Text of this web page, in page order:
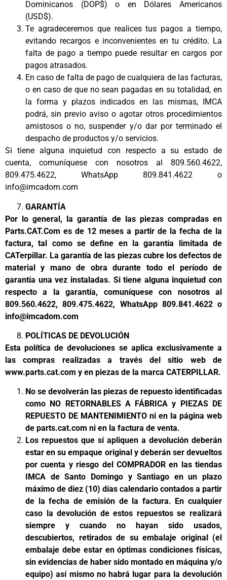
Dominicanos (DOP$) o en Dólares Americanos
(USD$).
Te agradeceremos que realices tus pagos a tiempo,
evitando recargos e inconvenientes en tu crédito. La
falta de pago a tiempo puede resultar en cargos por
pagos atrasados.
En caso de falta de pago de cualquiera de las facturas,
o en caso de que no sean pagadas en su totalidad, en
la forma y plazos indicados en las mismas, IMCA
podrá, sin previo aviso o agotar otros procedimientos
amistosos o no, suspender y/o dar por terminado el
despacho de productos y/o servicios.
Si tiene alguna inquietud con respecto a su estado de
cuenta, comuníquese con nosotros al 809.560.4622,
809.475.4622, WhatsApp 809.841.4622 o
info@imcadom.com
GARANTÍA
Por lo general, la garantía de las piezas compradas en
Parts.CAT.Com es de 12 meses a partir de la fecha de la
factura, tal como se define en la garantía limitada de
CATerpillar. La garantía de las piezas cubre los defectos de
material y mano de obra durante todo el período de
garantía una vez instaladas. Si tiene alguna inquietud con
respecto a la garantía, comuníquese con nosotros al
809.560.4622, 809.475.4622, WhatsApp 809.841.4622 o
info@imcadom.com
POLÍTICAS DE DEVOLUCIÓN
Esta política de devoluciones se aplica exclusivamente a
las compras realizadas a través del sitio web de
www.parts.cat.com y en piezas de la marca CATERPILLAR.
No se devolverán las piezas de repuesto identificadas
como NO RETORNABLES A FÁBRICA y PIEZAS DE
REPUESTO DE MANTENIMIENTO ni en la página web
de parts.cat.com ni en la factura de venta.
Los repuestos que sí apliquen a devolución deberán
estar en su empaque original y deberán ser devueltos
por cuenta y riesgo del COMPRADOR en las tiendas
IMCA de Santo Domingo y Santiago en un plazo
máximo de diez (10) días calendario contados a partir
de la fecha de emisión de la factura. En cualquier
caso la devolución de estos repuestos se realizará
siempre y cuando no hayan sido usados,
descubiertos, retirados de su embalaje original (el
embalaje debe estar en óptimas condiciones físicas,
sin evidencias de haber sido montado en máquina y/o
equipo) así mismo no habrá lugar para la devolución